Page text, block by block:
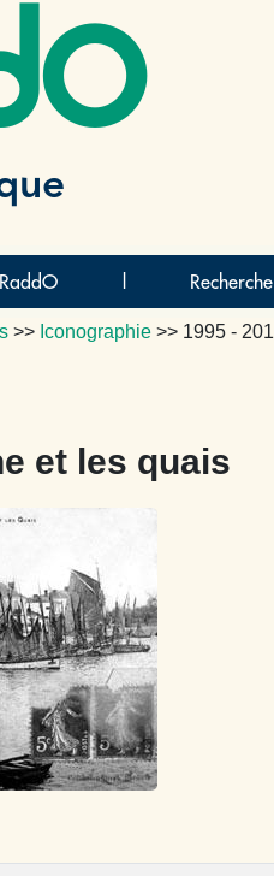
Recherche
>> Iconographie >> 1995 - 201
et les quais